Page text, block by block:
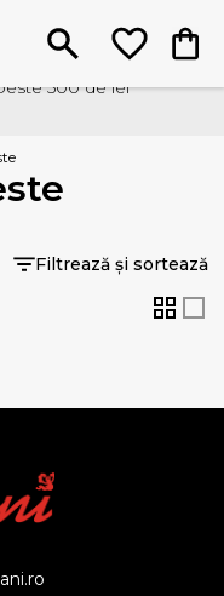
500 de lei
Filtrează și sortează